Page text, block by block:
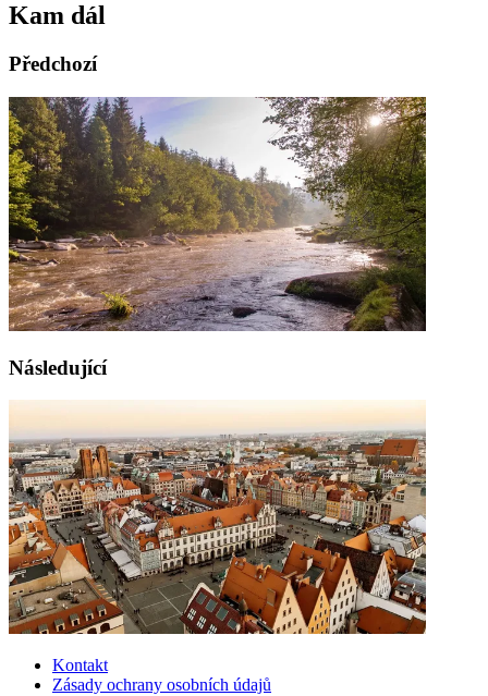
Kam dál
Předchozí
Následující
Kontakt
Zásady ochrany osobních údajů